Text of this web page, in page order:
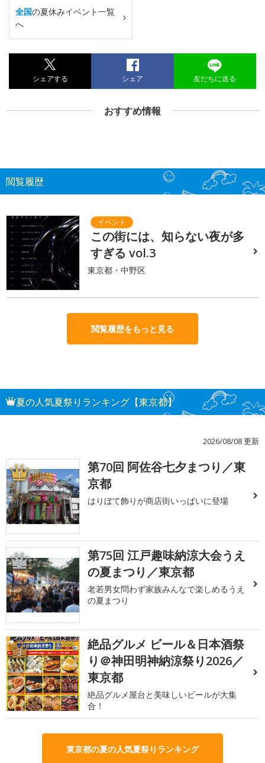
全国の夏休みイベント一覧
へ
シェアする シェア 友だちに送る
おすすめ情報
閲覧履歴
この街には、知らない夜が多
すぎる vol.3
東京都・中野区
閲覧履歴をもっと見る
夏の人気夏祭りランキング【東京都】
2026/08/08 更新
1
第70回 阿佐谷七夕まつり／東
京都
はりぼて飾りが商店街いっぱいに登場
2
第75回 江戸趣味納涼大会うえ
の夏まつり／東京都
老若男女問わず家族みんなで楽しめるうえ
の夏まつり
3
絶品グルメ ビール＆日本酒祭
り＠神田明神納涼祭り2026／
東京都
絶品グルメ屋台と美味しいビールが大集
合！
東京都の夏の人気夏祭りランキング